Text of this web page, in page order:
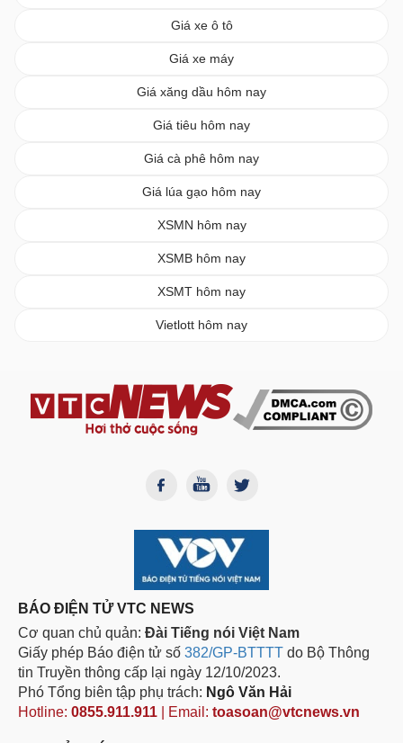
Giá xe ô tô
Giá xe máy
Giá xăng dầu hôm nay
Giá tiêu hôm nay
Giá cà phê hôm nay
Giá lúa gạo hôm nay
XSMN hôm nay
XSMB hôm nay
XSMT hôm nay
Vietlott hôm nay
BÁO ĐIỆN TỬ VTC NEWS
Cơ quan chủ quản: Đài Tiếng nói Việt Nam
Giấy phép Báo điện tử số 382/GP-BTTTT do Bộ Thông
tin Truyền thông cấp lại ngày 12/10/2023.
Phó Tổng biên tập phụ trách: Ngô Văn Hải
Hotline: 0855.911.911 | Email: toasoan@vtcnews.vn